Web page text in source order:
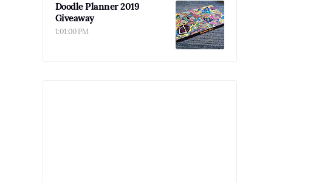
Doodle Planner 2019
Giveaway
1:01:00 PM